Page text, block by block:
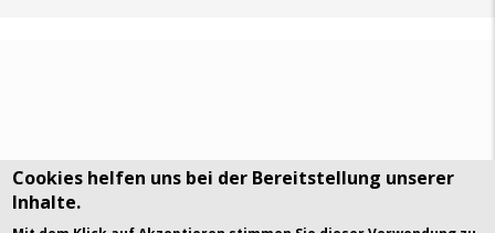
Cookies helfen uns bei der Bereitstellung unserer
Inhalte.